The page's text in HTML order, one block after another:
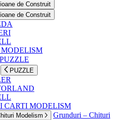
de Construit
de Construit
PUZZLE
PUZZLE
CARTI MODELISM
Modelism
Grunduri – Chituri